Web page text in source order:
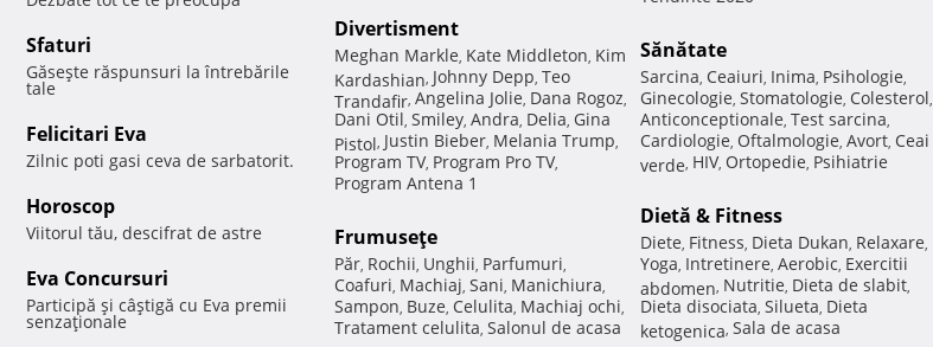
Sfaturi
Găseşte răspunsuri la întrebările
tale
Felicitari Eva
Zilnic poti gasi ceva de sarbatorit.
Horoscop
Viitorul tău, descifrat de astre
Eva Concursuri
Participă şi câştigă cu Eva premii
senzaţionale
Divertisment
Meghan Markle, Kate Middleton, Kim
Kardashian, Johnny Depp, Teo
Trandafir, Angelina Jolie, Dana Rogoz,
Dani Otil, Smiley, Andra, Delia, Gina
Pistol, Justin Bieber, Melania Trump,
Program TV, Program Pro TV,
Program Antena 1
Frumuseţe
Păr, Rochii, Unghii, Parfumuri,
Coafuri, Machiaj, Sani, Manichiura,
Sampon, Buze, Celulita, Machiaj ochi,
Tratament celulita, Salonul de acasa
Sănătate
Sarcina, Ceaiuri, Inima, Psihologie,
Ginecologie, Stomatologie, Colesterol,
Anticonceptionale, Test sarcina,
Cardiologie, Oftalmologie, Avort, Ceai
verde, HIV, Ortopedie, Psihiatrie
Dietă & Fitness
Diete, Fitness, Dieta Dukan, Relaxare,
Yoga, Intretinere, Aerobic, Exercitii
abdomen, Nutritie, Dieta de slabit,
Dieta disociata, Silueta, Dieta
ketogenica, Sala de acasa